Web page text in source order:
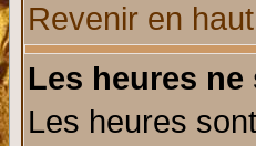
Revenir en
Les heures
Les heures